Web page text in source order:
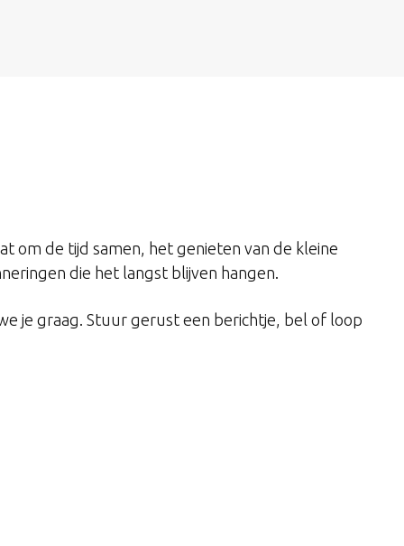
om de tijd samen, het genieten van de kleine
die het langst blijven hangen.
je graag. Stuur gerust een berichtje, bel of loop